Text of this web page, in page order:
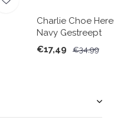
Charlie Choe
Navy Gestreept
€17,49
€34,99